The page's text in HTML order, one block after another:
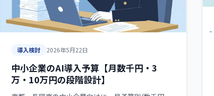
導入検討 2026年5月22日
中小企業のAI導入予算【月数千円・3
万・10万円の段階設計】